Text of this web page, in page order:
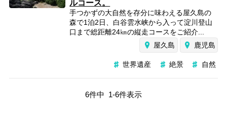
ルコース。
手つかずの大自然を存分に味わえる屋久島の
森で1泊2日、白谷雲水峡から入って淀川登山
口まで総距離24㎞の縦走コースをご紹介...
屋久島
鹿児島
世界遺産 絶景 自然
6件中 1-6件表示